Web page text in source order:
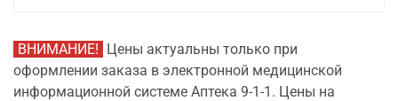
ВНИМАНИЕ! Цены актуальны только при
оформлении заказа в электронной медицинской
информационной системе Аптека 9-1-1. Цены на